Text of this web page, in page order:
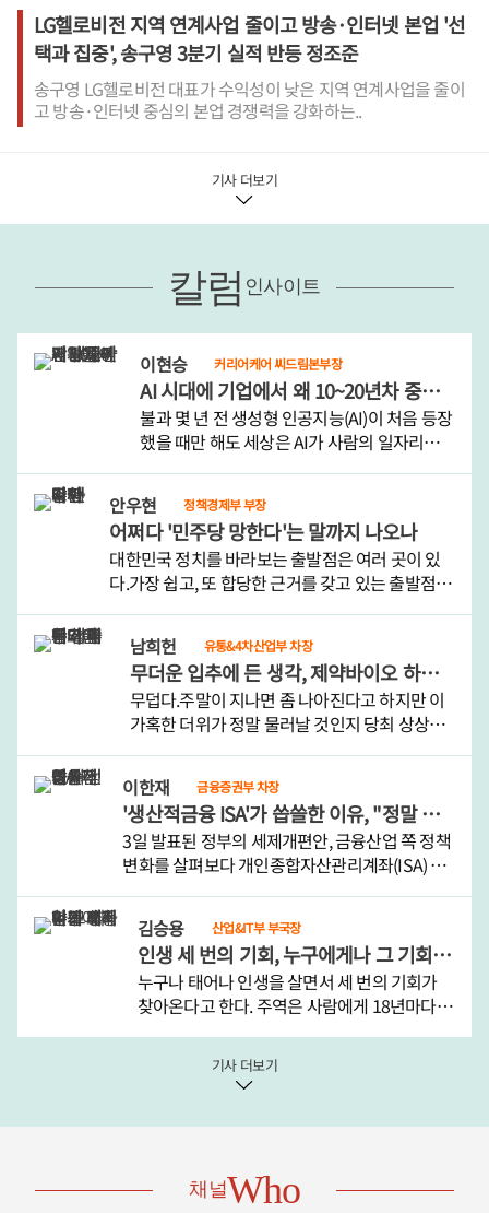
LG헬로비전 지역 연계사업 줄이고 방송·인터넷 본업 '선
택과 집중', 송구영 3분기 실적 반등 정조준
송구영 LG헬로비전 대표가 수익성이 낮은 지역 연계사업을 줄이
고 방송·인터넷 중심의 본업 경쟁력을 강화하는..
기사 더보기
칼럼 인사이트
이현승 커리어케어 씨드림본부장
AI 시대에 기업에서 왜 10~20년차 중간간부들이 각광을 받게 됐을까
불과 몇 년 전 생성형 인공지능(AI)이 처음 등장
했을 때만 해도 세상은 AI가 사람의 일자리를
이 전개되고 있다.미국에서는 AI 도입 초기 대
규모 감원을 실시했..
안우현 정책경제부 부장
어쩌다 '민주당 망한다'는 말까지 나오나
대한민국 정치를 바라보는 출발점은 여러 곳이 있
다.가장 쉽고, 또 합당한 근거를 갖고 있는 출발점은
람은 없다. 사촌이 땅을 사도 대통령을 욕하던 시..
남희헌 유통&4차산업부 차장
무더운 입추에 든 생각, 제약바이오 하반기 훈풍 기대한다
무덥다.주말이 지나면 좀 나아진다고 하지만 이
가혹한 더위가 정말 물러날 것인지 당최 상상이
날이 선선해지지 않을까 막연한 기대를 할 뿐이
다.견디기 ..
이한재 금융증권부 차장
'생산적금융 ISA'가 씁쓸한 이유, "정말 자신 없습니까"
3일 발표된 정부의 세제개편안, 금융산업 쪽 정책
변화를 살펴보다 개인종합자산관리계좌(ISA) 사
취지에 깊게 공감하고 필요하다고 생각했지만 이
른바 '..
김승용 산업&IT부 부국장
인생 세 번의 기회, 누구에게나 그 기회가 평등하게 오지 않는 나라
누구나 태어나 인생을 살면서 세 번의 기회가
찾아온다고 한다. 주역은 사람에게 18년마다 큰
세, 54세를 전후로 인생의 변화가 찾아온다는
것이다.그러나 이는 평균 수명이 60세에도 미치
기사 더보기
채널Who